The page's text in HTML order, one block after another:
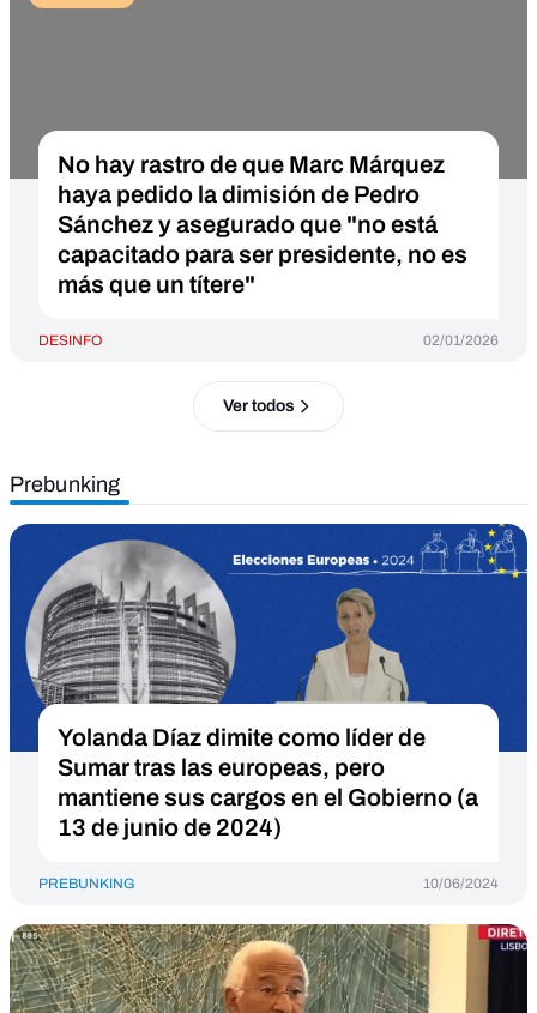
No hay rastro de que Marc Márquez
haya pedido la dimisión de Pedro
Sánchez y asegurado que "no está
capacitado para ser presidente, no es
más que un títere"
DESINFO 02/01/2026
Ver todos
Prebunking
Yolanda Díaz dimite como líder de
Sumar tras las europeas, pero
mantiene sus cargos en el Gobierno (a
13 de junio de 2024)
PREBUNKING 10/06/2024